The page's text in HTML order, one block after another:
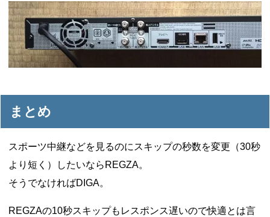
まとめ
スポーツ中継などを見るのにスキップの秒数を変更（30秒
より短く）したいならREGZA。
そうでなければDIGA。
REGZAの10秒スキップもレスポンス遅いので快適とは言